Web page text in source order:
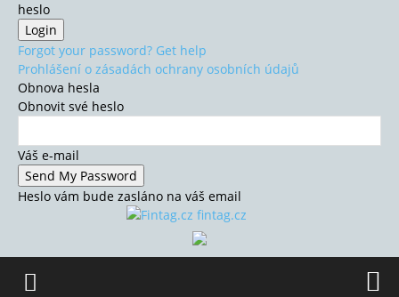
heslo
Forgot your password? Get help
Prohlášení o zásadách ochrany osobních údajů
Obnova hesla
Obnovit své heslo
Váš e-mail
Heslo vám bude zasláno na váš email
fintag.cz